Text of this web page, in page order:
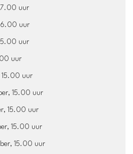
uur
uur
uur
uur
15.00 uur
15.00 uur
15.00 uur
15.00 uur
15.00 uur